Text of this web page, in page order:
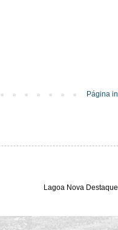
Página
Lagoa Nova